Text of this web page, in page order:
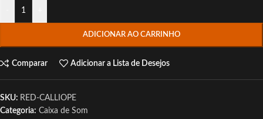
ADICIONAR AO CARRINHO
Comparar Adicionar a Lista de Desejos
SKU: RED-CALLIOPE
Categoria: Caixa de Som